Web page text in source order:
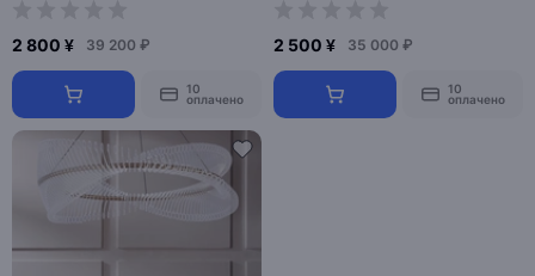
2 800 ¥ 39 200 ₽
10
оплачено
2 500 ¥ 35 000 ₽
10
оплачено